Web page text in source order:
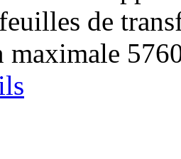
de
maximale